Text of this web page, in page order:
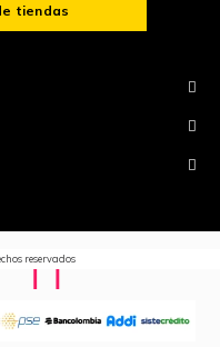
tiendas
+
+
+
reservados